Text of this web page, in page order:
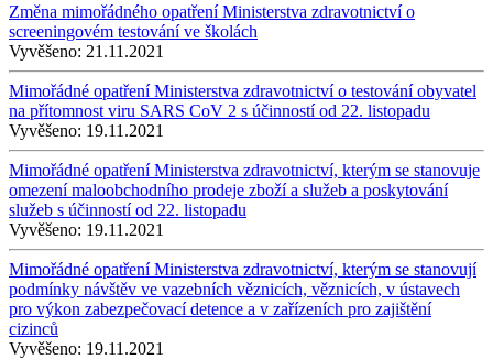
Změna mimořádného opatření Ministerstva zdravotnictví o
screeningovém testování ve školách
Vyvěšeno: 21.11.2021
Mimořádné opatření Ministerstva zdravotnictví o testování obyvatel
na přítomnost viru SARS CoV 2 s účinností od 22. listopadu
Vyvěšeno: 19.11.2021
Mimořádné opatření Ministerstva zdravotnictví, kterým se stanovuje
omezení maloobchodního prodeje zboží a služeb a poskytování
služeb s účinností od 22. listopadu
Vyvěšeno: 19.11.2021
Mimořádné opatření Ministerstva zdravotnictví, kterým se stanovují
podmínky návštěv ve vazebních věznicích, věznicích, v ústavech
pro výkon zabezpečovací detence a v zařízeních pro zajištění
cizinců
Vyvěšeno: 19.11.2021